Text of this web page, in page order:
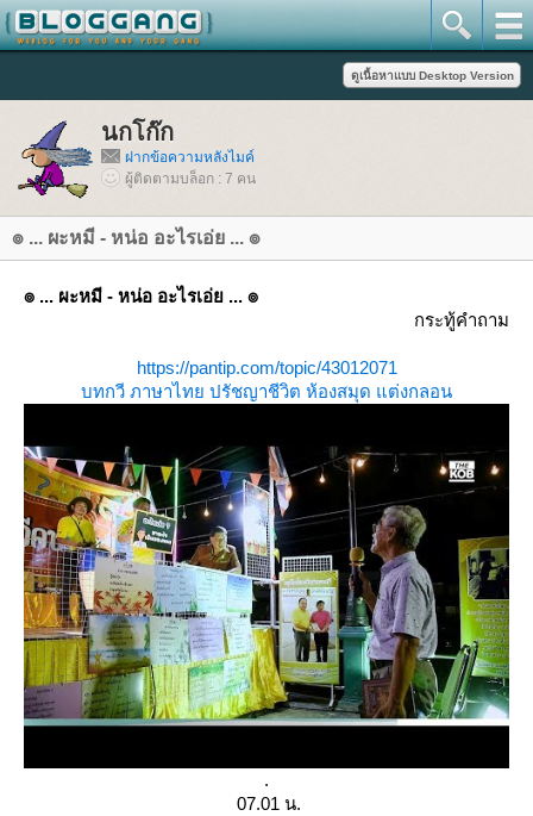
นกโก๊ก
ฝากข้อความหลังไมค์
ผู้ติดตามบล็อก : 7 คน
๏ ... ผะหมี - หน่อ อะไรเอ่ย ... ๏
๏ ... ผะหมี - หน่อ อะไรเอ่ย ... ๏
กระทู้คำถาม
https://pantip.com/topic/43012071
บทกวี ภาษาไท ปรัชญาชีวิต ห้องสมุด ต่งกลอน
.
07.01 น.